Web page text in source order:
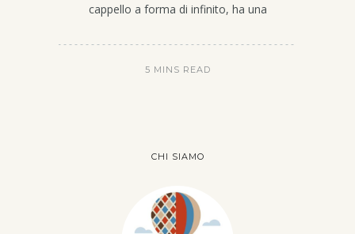
cappello a forma di infinito, ha una
5 MINS READ
CHI SIAMO